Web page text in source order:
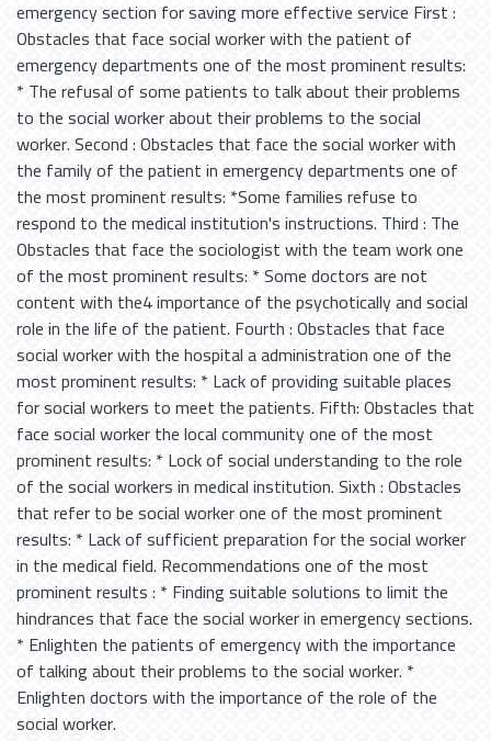
emergency section for saving more effective service First :
Obstacles that face social worker with the patient of
emergency departments one of the most prominent results:
* The refusal of some patients to talk about their problems
to the social worker about their problems to the social
worker. Second : Obstacles that face the social worker with
the family of the patient in emergency departments one of
the most prominent results: *Some families refuse to
respond to the medical institution's instructions. Third : The
Obstacles that face the sociologist with the team work one
of the most prominent results: * Some doctors are not
content with the4 importance of the psychotically and social
role in the life of the patient. Fourth : Obstacles that face
social worker with the hospital a administration one of the
most prominent results: * Lack of providing suitable places
for social workers to meet the patients. Fifth: Obstacles that
face social worker the local community one of the most
prominent results: * Lock of social understanding to the role
of the social workers in medical institution. Sixth : Obstacles
that refer to be social worker one of the most prominent
results: * Lack of sufficient preparation for the social worker
in the medical field. Recommendations one of the most
prominent results : * Finding suitable solutions to limit the
hindrances that face the social worker in emergency sections.
* Enlighten the patients of emergency with the importance
of talking about their problems to the social worker. *
Enlighten doctors with the importance of the role of the
social worker.